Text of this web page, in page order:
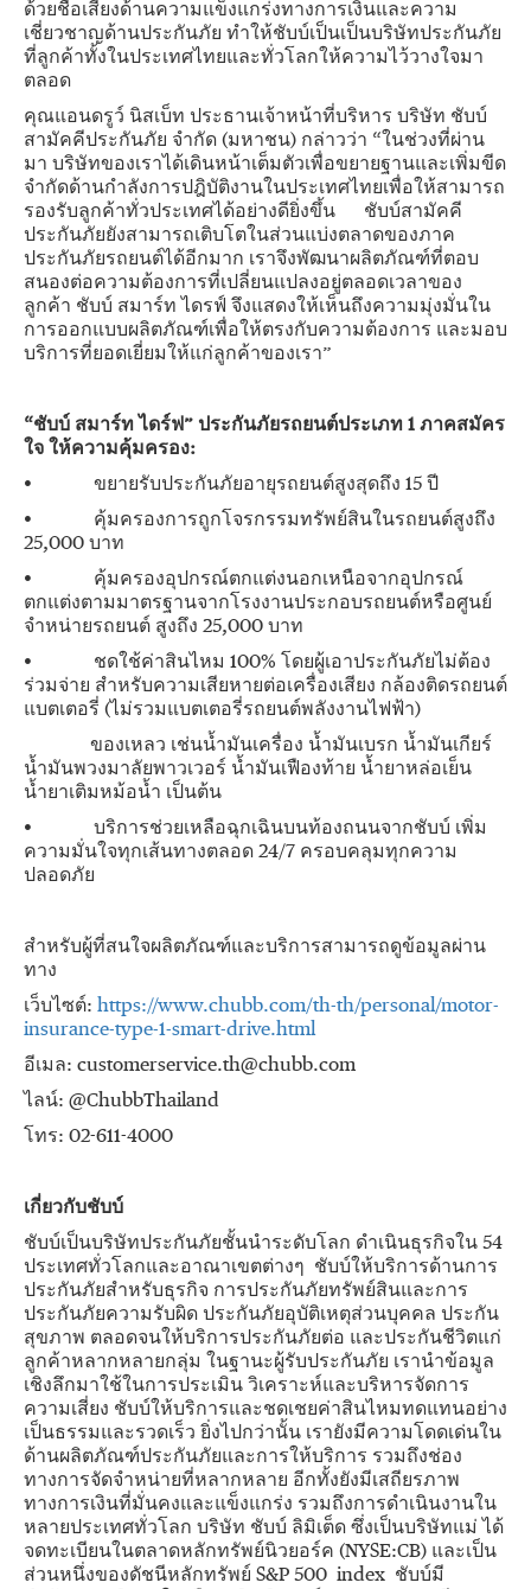
ด้วยชื่อเสียงด้านความแข็งแกร่งทางการเงินและความ
เชี่ยวชาญด้านประกันภัย ทำให้ชับบ์เป็นเป็นบริษัทประกันภัย
ที่ลูกค้าทั้งในประเทศไทยและทั่วโลกให้ความไว้วางใจมา
ตลอด
คุณแอนดรูว์ นิสเบ็ท ประธานเจ้าหน้าที่บริหาร บริษัท ชับบ์
สามัคคีประกันภัย จำกัด (มหาชน) กล่าวว่า “ในช่วงที่ผ่าน
มา บริษัทของเราได้เดินหน้าเต็มตัวเพื่อขยายฐานและเพิ่มขีด
จำกัดด้านกำลังการปฎิบัติงานในประเทศไทยเพื่อให้สามารถ
รองรับลูกค้าทั่วประเทศได้อย่างดียิ่งขึ้น ชับบ์สามัคคี
ประกันภัยยังสามารถเติบโตในส่วนแบ่งตลาดของภาค
ประกันภัยรถยนต์ได้อีกมาก เราจึงพัฒนาผลิตภัณฑ์ที่ตอบ
สนองต่อความต้องการที่เปลี่ยนแปลงอยู่ตลอดเวลาของ
ลูกค้า ชับบ์ สมาร์ท ไดรฟ์ จึงแสดงให้เห็นถึงความมุ่งมั่นใน
การออกแบบผลิตภัณฑ์เพื่อให้ตรงกับความต้องการ และมอบ
บริการที่ยอดเยี่ยมให้แก่ลูกค้าของเรา”
“ชับบ์ สมาร์ท ไดร์ฟ” ประกันภัยรถยนต์ประเภท 1 ภาคสมัคร
ใจ ให้ความคุ้มครอง:
• ขยายรับประกันภัยอายุรถยนต์สูงสุดถึง 15 ปี
• คุ้มครองการถูกโจรกรรมทรัพย์สินในรถยนต์สูงถึง
25,000 บาท
• คุ้มครองอุปกรณ์ตกแต่งนอกเหนือจากอุปกรณ์
ตกแต่งตามมาตรฐานจากโรงงานประกอบรถยนต์หรือศูนย์
จำหน่ายรถยนต์ สูงถึง 25,000 บาท
• ชดใช้ค่าสินไหม 100% โดยผู้เอาประกันภัยไม่ต้อง
ร่วมจ่าย สำหรับความเสียหายต่อเครื่องเสียง กล้องติดรถยนต์
แบตเตอรี่ (ไม่รวมแบตเตอรี่รถยนต์พลังงานไฟฟ้า)
ของเหลว เช่นน้ำมันเครื่อง น้ำมันเบรก น้ำมันเกียร์
น้ำมันพวงมาลัยพาวเวอร์ น้ำมันเฟืองท้าย น้ำยาหล่อเย็น
น้ำยาเติมหม้อน้ำ เป็นต้น
• บริการช่วยเหลือฉุกเฉินบนท้องถนนจากชับบ์ เพิ่ม
ความมั่นใจทุกเส้นทางตลอด 24/7 ครอบคลุมทุกความ
ปลอดภัย
สำหรับผู้ที่สนใจผลิตภัณฑ์และบริการสามารถดูข้อมูลผ่าน
ทาง
เว็บไซต์: https://www.chubb.com/th-th/personal/motor-
insurance-type-1-smart-drive.html
อีเมล: customerservice.th@chubb.com
ไลน์: @ChubbThailand
โทร: 02-611-4000
เกี่ยวกับชับบ์
ชับบ์เป็นบริษัทประกันภัยชั้นนำระดับโลก ดำเนินธุรกิจใน 54
ประเทศทั่วโลกและอาณาเขตต่างๆ ชับบ์ให้บริการด้านการ
ประกันภัยสำหรับธุรกิจ การประกันภัยทรัพย์สินและการ
ประกันภัยความรับผิด ประกันภัยอุบัติเหตุส่วนบุคคล ประกัน
สุขภาพ ตลอดจนให้บริการประกันภัยต่อ และประกันชีวิตแก่
ลูกค้าหลากหลายกลุ่ม ในฐานะผู้รับประกันภัย เรานำข้อมูล
เชิงลึกมาใช้ในการประเมิน วิเคราะห์และบริหารจัดการ
ความเสี่ยง ชับบ์ให้บริการและชดเชยค่าสินไหมทดแทนอย่าง
เป็นธรรมและรวดเร็ว ยิ่งไปกว่านั้น เรายังมีความโดดเด่นใน
ด้านผลิตภัณฑ์ประกันภัยและการให้บริการ รวมถึงช่อง
ทางการจัดจำหน่ายที่หลากหลาย อีกทั้งยังมีเสถียรภาพ
ทางการเงินที่มั่นคงและแข็งแกร่ง รวมถึงการดำเนินงานใน
หลายประเทศทั่วโลก บริษัท ชับบ์ ลิมิเต็ด ซึ่งเป็นบริษัทแม่ ได้
จดทะเบียนในตลาดหลักทรัพย์นิวยอร์ค (NYSE:CB) และเป็น
ส่วนหนึ่งของดัชนีหลักทรัพย์ S&P 500 index ชับบ์มี